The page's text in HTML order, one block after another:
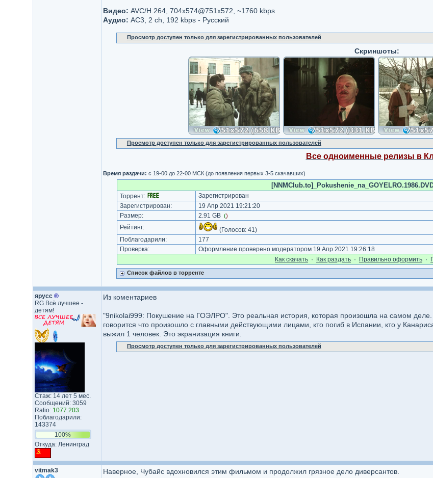
Видео: AVC/H.264, 704x574@751x572, ~1760 kbps
Аудио: AC3, 2 ch, 192 kbps - Русский
Просмотр доступен только для зарегистрированных пользователей
Скриншоты:
Просмотр доступен только для зарегистрированных пользователей
Все одноименные релизы в
Время раздачи: с 19-00 до 22-00 МСК (до появления первых 3-5 скачавших)
Торрент:
Зарегистрирован
Зарегистрирован:
19 Апр 2021 19:21:20
Размер:
2.91 GB ()
Рейтинг: (Голосов: 41)
Поблагодарили:
177
Проверка:
Оформление проверено модератором 19 Апр 2021 19:26:18
Как cкачать · Как раздать · Правильно оформить ·
Список файлов в торренте
ярусс ®
RG Всё лучшее -
детям!
Стаж: 14 лет 5 мес.
Сообщений: 3059
Ratio: 1077.203
Поблагодарили:
143374
100%
Откуда: Ленинград
Из коментариев
"9nikolai999: Покушение на ГОЭЛРО". Это реальная история, которая произошла на самом
говорится что произошло с главными действующими лицами, кто погиб в Испании, кто у
выжил 1 человек. Это экранизация книги.
Просмотр доступен только для зарегистрированных пользователей
vitmak3
Наверное, Чубайс вдохновился этим фильмом и продолжил грязное дело диверсантов.